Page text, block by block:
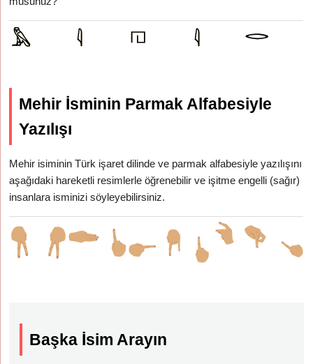
Mehir İsminin Parmak Alfabesiyle
Yazılışı
Mehir isiminin Türk işaret dilinde ve parmak alfabesiyle yazılışını
aşağıdaki hareketli resimlerle öğrenebilir ve işitme engelli (sağır)
insanlara isminizi söyleyebilirsiniz.
Başka İsim Arayın